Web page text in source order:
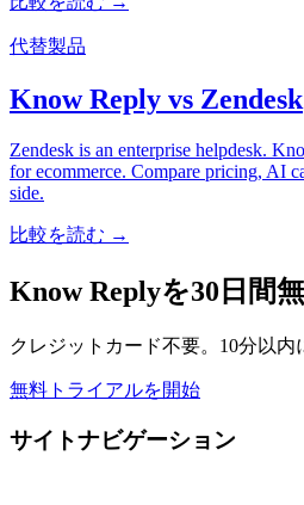
代替製品
Know Reply vs Zendesk
Zendesk is an enterprise helpdesk.
for ecommerce. Compare pricing, AI
side.
比較を読む →
Know Replyを30日間
クレジットカード不要。10分以内
無料トライアルを開始
サイトナビゲーション